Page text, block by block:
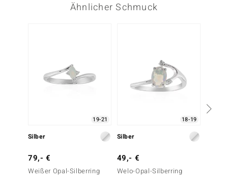
Ähnlicher Schmuck
19-21
Silber
79,- €
Weißer Opal-Silberring
18-19
Silber
49,- €
Welo-Opal-Silberring